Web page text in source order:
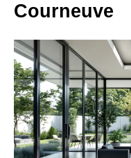
Courneuve